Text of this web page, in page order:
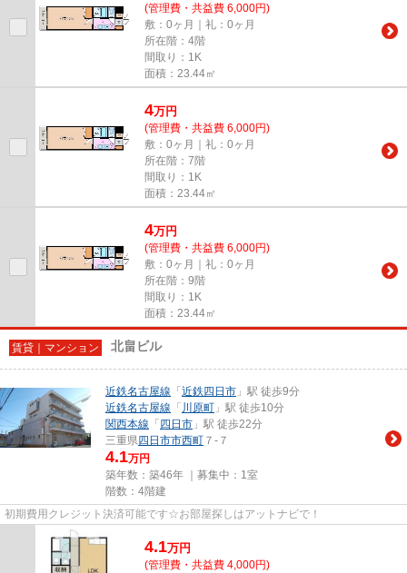
(管理費・共益費 6,000円)
敷：0ヶ月｜礼：0ヶ月
所在階：4階
間取り：1K
面積：23.44㎡
4万円
(管理費・共益費 6,000円)
敷：0ヶ月｜礼：0ヶ月
所在階：7階
間取り：1K
面積：23.44㎡
4万円
(管理費・共益費 6,000円)
敷：0ヶ月｜礼：0ヶ月
所在階：9階
間取り：1K
面積：23.44㎡
賃貸｜マンション 北畠ビル
近鉄名古屋線 「 近鉄四日市 」駅 徒歩9分
近鉄名古屋線 「 川原町 」駅 徒歩10分
関西本線 「 四日市 」駅 徒歩22分
三重県四日市市西町 ７-７
4.1万円
築年数：築46年 ｜募集中： 1室
階数：4階建
初期費用クレジット決済可能です☆お部屋探しはアットナビで！
4.1万円
(管理費・共益費 4,000円)